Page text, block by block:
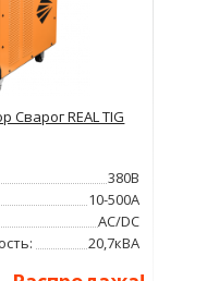
REAL TIG
380В
10-500А
AC/DC
20,7кВА